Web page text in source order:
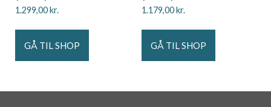
1.299,00kr.
GÅ TIL SHOP
1.179,00kr.
GÅ TIL SHOP